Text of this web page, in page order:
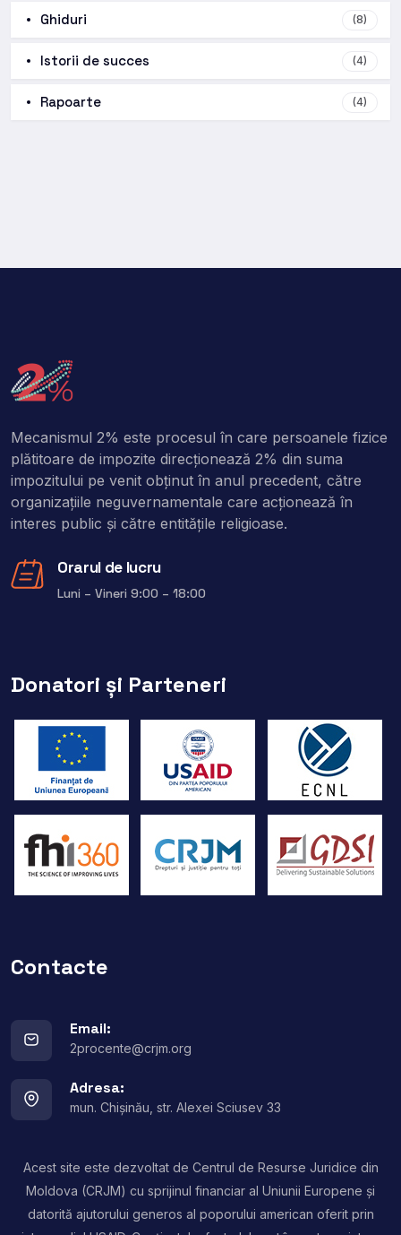
Ghiduri (8)
Istorii de succes (4)
Rapoarte (4)
Mecanismul 2% este procesul în care persoanele fizice
plătitoare de impozite direcţionează 2% din suma
impozitului pe venit obţinut în anul precedent, către
organizaţiile neguvernamentale care acţionează în
interes public şi către entitățile religioase.
Orarul de lucru
Luni – Vineri 9:00 – 18:00
Donatori și Parteneri
Contacte
Email:
2procente@crjm.org
Adresa:
mun. Chișinău, str. Alexei Sciusev 33
Acest site este dezvoltat de Centrul de Resurse Juridice din
Moldova (CRJM) cu sprijinul financiar al Uniunii Europene și
datorită ajutorului generos al poporului american oferit prin